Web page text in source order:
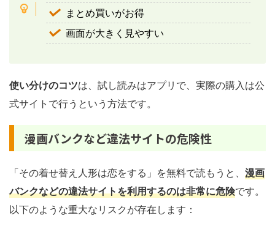
まとめ買いがお得
画面が大きく見やすい
使い分けのコツは、試し読みはアプリで、実際の購入は公
式サイトで行うという方法です。
漫画バンクなど違法サイトの危険性
「その着せ替え人形は恋をする」を無料で読もうと、 漫画
バンクなどの違法サイトを利用するのは非常に危険です。
以下のような重大なリスクが存在します：